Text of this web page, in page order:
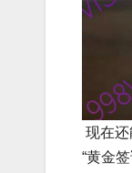
现在
“黄金